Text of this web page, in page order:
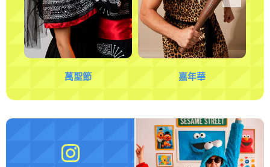
萬聖節 嘉年華